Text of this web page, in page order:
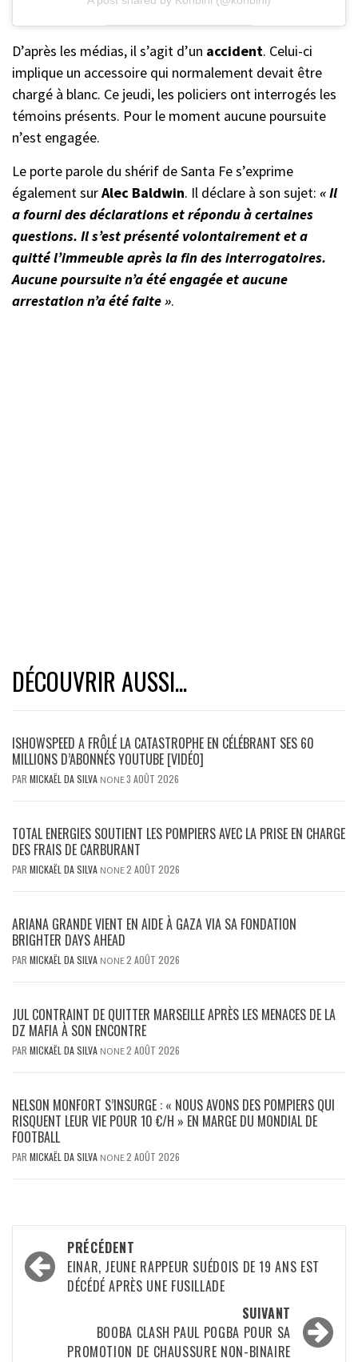
D’après les médias, il s’agit d’un accident. Celui-ci
implique un accessoire qui normalement devait être
chargé à blanc. Ce jeudi, les policiers ont interrogés les
témoins présents. Pour le moment aucune poursuite
n’est engagée.
Le porte parole du shérif de Santa Fe s’exprime
également surAlec Baldwin. Il déclare à son sujet: « Il
a fourni des déclarations et répondu à certaines
questions. Il s’est présenté volontairement et a
quitté l’immeuble après la fin des interrogatoires.
Aucune poursuite n’a été engagée et aucune
arrestation n’a été faite ».
DÉCOUVRIR AUSSI...
ISHOWSPEED A FRÔLÉ LA CATASTROPHE EN CÉLÉBRANT SES 60
MILLIONS D’ABONNÉS YOUTUBE [VIDÉO]
PAR MICKAËL DA SILVA NONE3 AOÛT 2026
TOTAL ENERGIES SOUTIENT LES POMPIERS AVEC LA PRISE EN CHARGE
DES FRAIS DE CARBURANT
PAR MICKAËL DA SILVA NONE2 AOÛT 2026
ARIANA GRANDE VIENT EN AIDE À GAZA VIA SA FONDATION
BRIGHTER DAYS AHEAD
PAR MICKAËL DA SILVA NONE2 AOÛT 2026
JUL CONTRAINT DE QUITTER MARSEILLE APRÈS LES MENACES DE LA
DZ MAFIA À SON ENCONTRE
PAR MICKAËL DA SILVA NONE2 AOÛT 2026
NELSON MONFORT S’INSURGE : « NOUS AVONS DES POMPIERS QUI
RISQUENT LEUR VIE POUR 10 €/H » EN MARGE DU MONDIAL DE
FOOTBALL
PAR MICKAËL DA SILVA NONE2 AOÛT 2026
Navigation
d’article
PRÉCÉDENT
EINAR, JEUNE RAPPEUR SUÉDOIS DE 19 ANS EST
DÉCÉDÉ APRÈS UNE FUSILLADE
SUIVANT
BOOBA CLASH PAUL POGBA POUR SA
PROMOTION DE CHAUSSURE NON-BINAIRE